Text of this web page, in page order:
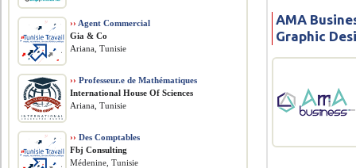
AMA
Graphic
›› Agent Commercial
Gia & Co
Ariana, Tunisie
›› Professeur.e de Mathématiques
International House Of Sciences
Ariana, Tunisie
›› Des Comptables
Fbj Consulting
Médenine, Tunisie